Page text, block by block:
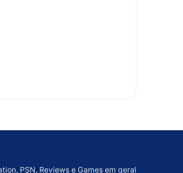
PSN, Reviews e Games em geral